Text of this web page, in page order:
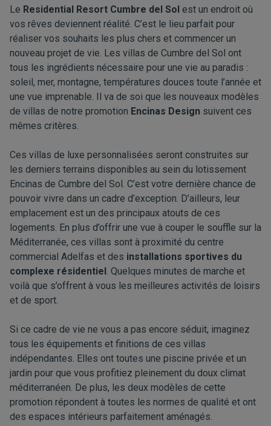
Le Residential Resort Cumbre del Sol est un endroit où
vos rêves deviennent réalité. C’est le lieu parfait pour
réaliser vos souhaits les plus chers et commencer un
nouveau projet de vie. Les villas de Cumbre del Sol ont
tous les ingrédients nécessaire pour une vie au paradis :
soleil, mer, montagne, températures douces toute l’année et
une vue imprenable. Il va de soi que les nouveaux modèles
de villas de notre promotion Encinas Design suivent ces
mêmes critères.
Ces villas de luxe personnalisées seront construites sur
les derniers terrains disponibles au sein du lotissement
Encinas de Cumbre del Sol. C’est votre dernière chance de
pouvoir vivre dans un cadre d’exception. D’ailleurs, leur
emplacement est un des principaux atouts de ces
logements. En plus d’offrir une vue à couper le souffle sur la
Méditerranée, ces villas sont à proximité du centre
commercial Adelfas et des installations sportives du
complexe résidentiel. Quelques minutes de marche et
voilà que s’offrent à vous les meilleures activités de loisirs
et de sport.
Si ce cadre de vie ne vous a pas encore séduit, imaginez
tous les équipements et finitions de ces villas
indépendantes. Elles ont toutes une piscine privée et un
jardin pour que vous profitiez pleinement du doux climat
méditerranéen. De plus, les deux modèles de cette
promotion répondent à toutes les normes de qualité et ont
des espaces intérieurs parfaitement aménagés.